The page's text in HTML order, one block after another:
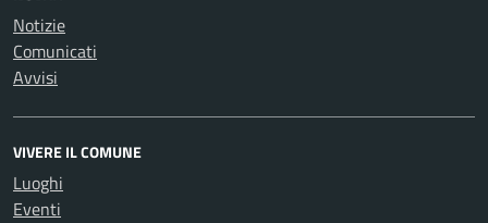
Notizie
Comunicati
Avvisi
VIVERE IL COMUNE
Luoghi
Eventi